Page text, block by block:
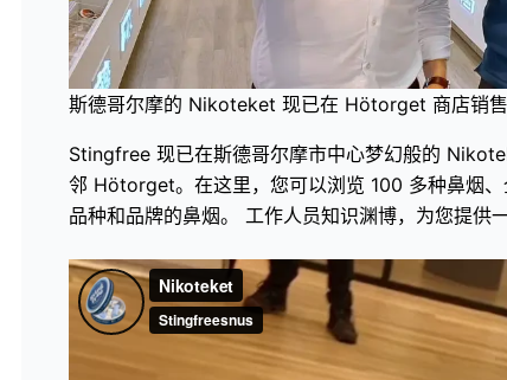
斯德哥尔摩的 Nikoteket 现已在 Hötorget 商店销售
Stingfree 现已在斯德哥尔摩市中心梦幻般的
邻 Hötorget。在这里，您可以浏览 100 多种鼻烟
品种和品牌的鼻烟。 工作人员知识渊博，为您提供